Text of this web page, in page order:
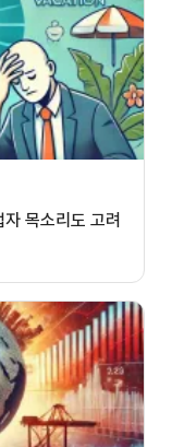
목소리도 고려